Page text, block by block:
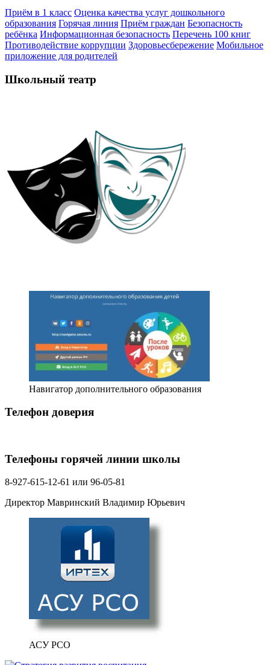
Приём в 1 класс Оценка качества услуг дошкольного
образования Горячая линия Приём граждан Безопасность
ребёнка Информационная безопасность Перечень 100 книг
Противодействие коррупции Здоровьесбережение Мобильное
приложение для родителей
Школьный театр
Навигатор дополнительного образования
Телефон доверия
Телефоны горячей линии школы
8-927-615-12-61 или 96-05-81
Директор Мавринский Владимир Юрьевич
АСУ РСО